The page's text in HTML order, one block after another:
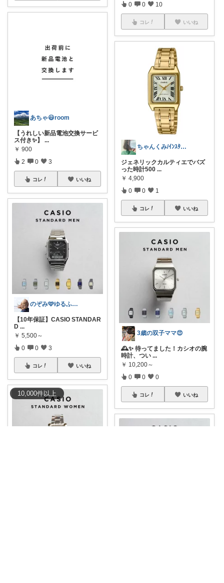
10,000件以上
あちゃ😃room
【うれしい新品電池交換サービ
ス付き✨】 ...
￥ 900
2 0 3
コレ いいね
のぞみ🩷ゆるふわライフ
【10年保証】CASIO STANDAR
D ...
￥ 5,500～
0 0 3
コレ いいね
0 0 10
コレ いいね
ちゃんくみ/ｲﾝｽﾀ@joy___935
ジェネリックカルティエでバズ
った時計500 ...
￥ 4,900
0 0 1
コレ いいね
3歳の双子ママ😍
🕰️✨ 待ってました！カシオの腕
時計、つい ...
￥ 10,200～
0 0 0
コレ いいね